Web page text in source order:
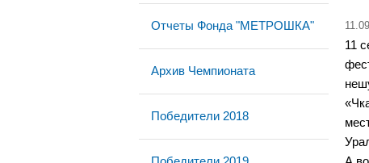
Отчеты Фонда "МЕТРОШКА"
Архив Чемпионата
Победители 2018
11